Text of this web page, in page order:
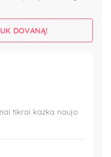
DOVANĄ!
tikrai kazka naujo